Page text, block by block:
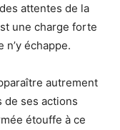
attentes de la
une charge forte
échappe.
autrement
de ses actions
étouffe à ce